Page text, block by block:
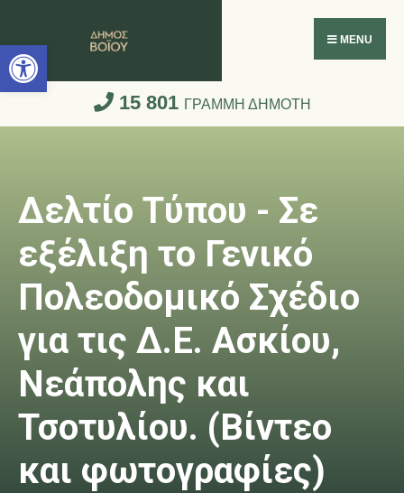
Ανοίξτε τη γραμμή εργαλείων
MENU
15 801 ΓΡΑΜΜΗ ΔΗΜΟΤΗ
Δελτίο Τύπου - Σε
εξέλιξη το Γενικό
Πολεοδομικό Σχέδιο
για τις Δ.Ε. Ασκίου,
Νεάπολης και
Τσοτυλίου. (Βίντεο
και φωτογραφίες)